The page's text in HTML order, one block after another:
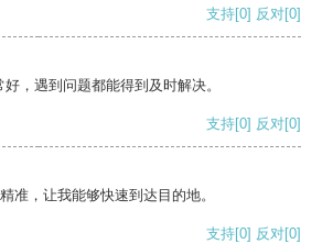
支持[0] 反对[0]
，遇到问题都能得到及时解决。
支持[0] 反对[0]
准，让我能够快速到达目的地。
支持[0] 反对[0]